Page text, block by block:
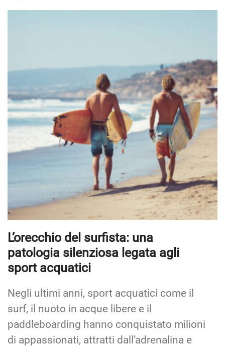
L’orecchio del surfista: una
patologia silenziosa legata agli
sport acquatici
Negli ultimi anni, sport acquatici come il
surf, il nuoto in acque libere e il
paddleboarding hanno conquistato milioni
di appassionati, attratti dall’adrenalina e